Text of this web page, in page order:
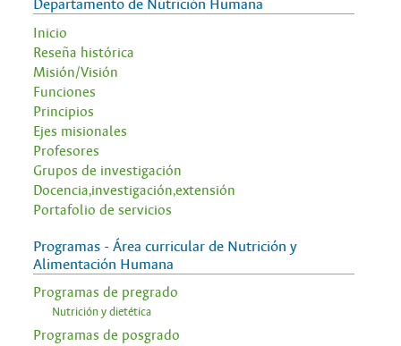
Departamento de Nutrición Humana
Inicio
Reseña histórica
Misión/Visión
Funciones
Principios
Ejes misionales
Profesores
Grupos de investigación
Docencia,investigación,extensión
Portafolio de servicios
Programas - Área curricular de Nutrición y
Alimentación Humana
Programas de pregrado
Nutrición y dietética
Programas de posgrado